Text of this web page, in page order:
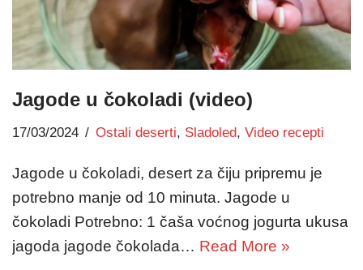
Jagode u čokoladi (video)
17/03/2024 Ostali deserti, Sladoled, Video recepti
Jagode u čokoladi, desert za čiju pripremu je
potrebno manje od 10 minuta. Jagode u
čokoladi Potrebno: 1 čaša voćnog jogurta ukusa
jagoda jagode čokolada… Read More »